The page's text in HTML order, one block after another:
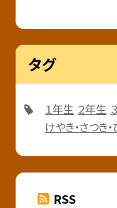
タグ
１年生 ２年生
けやき・さつき
RSS